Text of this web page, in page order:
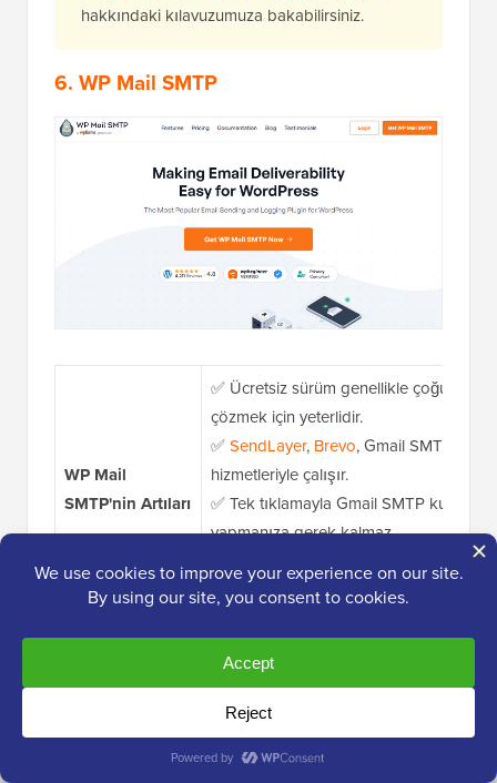
hakkındaki kılavuzumuza bakabilirsiniz.
6. WP Mail SMTP
WP Mail
SMTP'nin Artıları
✅ Ücretsiz sürüm genellikle çoğu e-
çözmek için yeterlidir.
✅SendLayer, Brevo, Gmail SMTP ve
hizmetleriyle çalışır.
✅ Tek tıklamayla Gmail SMTP
yapmanıza gerek kalmaz.
✅ E-posta yeniden gönderme, hata
Pro özellikler, iletileri daha kolay
WP Mail
Dezavantajları
❌ SMTP'ye yeni başlıyorsanız, ilk
Ücretsiz sürüm mevcut
Pro yıllık 49,00 $'dan başlıyor